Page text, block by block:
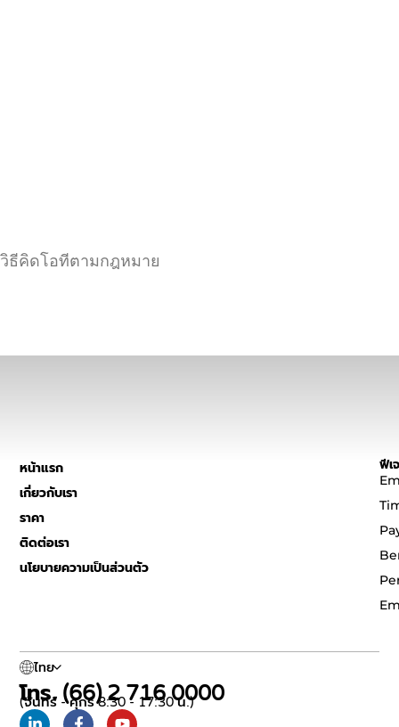
วิธีคิดโอทีตามกฎหมาย
หน้าแรก
เกี่ยวกับเรา
ราคา
ติดต่อเรา
นโยบายความเป็นส่วนตัว
ฟีเ
ไทย
โทร. (66) 2 716 0000
(จันทร์ - ศุกร์ 8:30 - 17:30 น.)